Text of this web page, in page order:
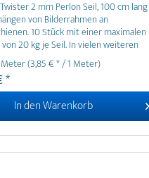
2 mm Perlon Seil, 100 cm lang
von Bilderrahmen an
10 Stück mit einer maximalen
20 kg je Seil. In vielen weiteren
Verpackungseinheiten erhältlich.
Meter(3,85 € * / 1 Meter)
*
In denWarenkorb